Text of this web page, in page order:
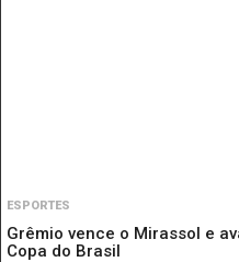
ESPORTES
Grêmio vence o Mirassol e
Copa do Brasil